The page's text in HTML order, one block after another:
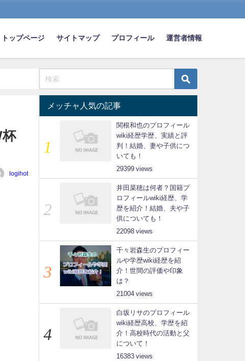
トップページ サイトマップ プロフィール 運営者情報
logihot
メッチャ人気の記事
関根和也のプロフィール
wiki経歴学歴、実績と評
判！結婚、妻や子供につ
いても！
29399
井田菜穂は何者？国籍プ
ロフィールwiki経歴、学
歴を紹介！結婚、夫や子
供についても！
22098
千々岩森生のプロフィー
ルや学歴wiki経歴を紹
介！世間の評価や印象
は？
21004
白坂リサのプロフィール
wiki経歴高校、学歴を紹
介！高校時代の活動と父
について！
16383